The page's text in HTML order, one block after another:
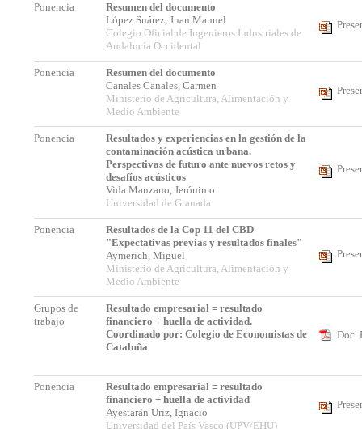
Ponencia
Resumen del documento
López Suárez, Juan Manuel
Colegio Oficial de Ingenieros Industriales de
Andalucía Occidental
Ponencia
Resumen del documento
Canales Canales, Carmen
Ministerio de Agricultura, Alimentación y
Medio Ambiente
Ponencia
Resultados y experiencias en la gestión de la
contaminación acústica urbana.
Perspectivas de futuro ante nuevos retos y
desafíos acústicos
Vida Manzano, Jerónimo
Universidad de Granada
Ponencia
Resultados de la Cop 11 del CBD
"Expectativas previas y resultados finales"
Aymerich, Miguel
Ministerio de Agricultura, Alimentación y
Medio Ambiente
Grupos de
trabajo
Resultado empresarial = resultado
financiero + huella de actividad.
Coordinado por: Colegio de Economistas de
Cataluña
Doc.
Ponencia
Resultado empresarial = resultado
financiero + huella de actividad
Ayestarán Uriz, Ignacio
Universidad del País Vasco (UPV/EHU)